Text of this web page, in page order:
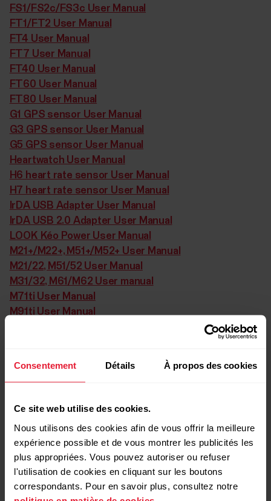
Consentement Détails À propos des cookies
Ce site web utilise des cookies.
Nous utilisons des cookies afin de vous offrir la meilleure
expérience possible et de vous montrer les publicités les
plus appropriées. Vous pouvez autoriser ou refuser
l'utilisation de cookies en cliquant sur les boutons
correspondants. Pour en savoir plus, consultez notre
FS1/FS2c/FS3c User Manual
FT1/FT2 User Manual
FT4 User Manual
FT7 User Manual
FT40 User Manual
FT60 User Manual
FT80 User Manual
G1 GPS sensor User Manual
G3 GPS sensor User Manual
G5 GPS sensor User Manual
Heartwatch User Manual
H6 heart rate sensor User Manual
H7 heart rate sensor User Manual
IrDA USB Adapter User Manual
IrDA USB 2.0 Adapter User Manual
LOOK Kéo Power User Manual
M21+/M22+, M51+/M52+ User Manual
M21/22, M51/52 User Manual
M31/32, M61/M62 User manual
M71ti User Manual
M91ti User Manual
MobileLink User Manual
Pacer NV -97 User Manual
Power Output Sensor User Guide
Power Output Sensor W.I.N.D. User Guide
Protrainer XT User Manual